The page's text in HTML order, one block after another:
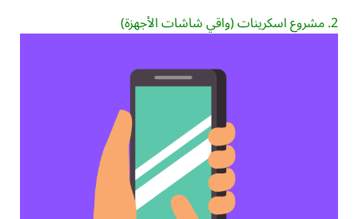
2. مشروع اسكرينات (واقي شاشات الأجهزة)